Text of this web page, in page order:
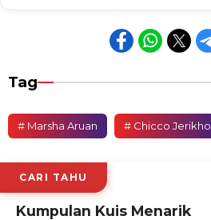
Tag
# Marsha Aruan # Chicco Jerikho
CARI TAHU
Kumpulan Kuis Menarik